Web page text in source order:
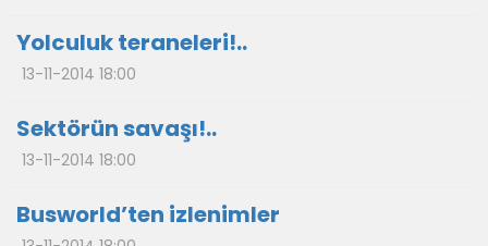
Yolculuk teraneleri!..
13-11-2014 18:00
Sektörün savaşı!..
13-11-2014 18:00
Busworld’ten izlenimler